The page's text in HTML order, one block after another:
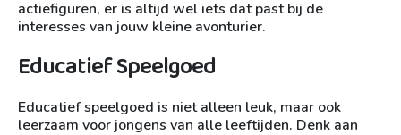
actiefiguren, er is altijd wel iets dat past bij de
interesses van jouw kleine avonturier.
Educatief Speelgoed
Educatief speelgoed is niet alleen leuk, maar ook
leerzaam voor jongens van alle leeftijden. Denk aan